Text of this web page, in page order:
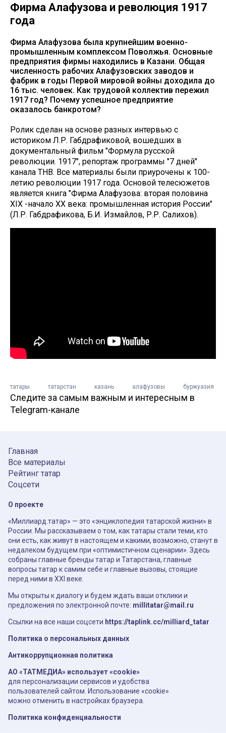
Фирма Алафузова и революция 1917
года
Фирма Алафузова была крупнейшим военно-
промышленным комплексом Поволжья. Основные
предприятия фирмы находились в Казани. Общая
численность рабочих Алафузовских заводов и
фабрик в годы Первой мировой войны доходила до
16 тыс. человек. Как трудовой коллектив пережил
1917 год? Почему успешное предприятие
оказалось банкротом?
Ролик сделан на основе разных интервью с
историком Л.Р. Габдрафиковой, вошедших в
документальный фильм "Формула русской
революции. 1917", репортаж программы "7 дней"
канала ТНВ. Все материалы были приурочены к 100-
летию революции 1917 года. Основой телесюжетов
является книга "Фирма Алафузова: вторая половина
XIX -начало XX века: промышленная история России"
(Л.Р. Габдрафикова, Б.И. Измайлов, Р.Р. Салихов).
татары татарстан казань алафузовы буржуазия
Следите за самым важным и интересным в
Telegram-канале
Главная
Все материалы
Рейтинг татар
Соцсети
О проекте
«Миллиард.татар» — это «энциклопедия татарской жизни» в
России. Мы рассказываем о том, как татары стали теми, кто
они есть, как живут в настоящем и какими, возможно, станут в
недалеком будущем при «оптимистичном сценарии». Здесь
собраны главные бренды татар и Татарстана, главные
вопросы татар к самим себе и главные вызовы, стоящие
перед ними в XXI веке.
Мы открыты к диалогу и будем ждать ваши отклики и
предложения по электронной почте: millitatar@mail.ru
Ссылки на все наши соцсети https://taplink.cc/milliard_tatar
Политика о персональных данных
Антикоррупционная политика
АО «ТАТМЕДИА» использует «cookie»
для персонализации сервисов и удобства
пользователей сайтом. Использование «cookie»
можно отменить в настройках браузера.
Политика конфиденциальности